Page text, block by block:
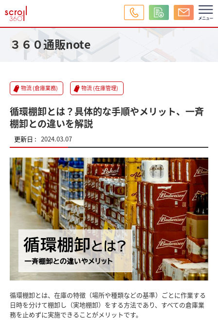
３６０通販note
物流 (倉庫業務) 物流 (在庫管理)
循環棚卸とは？具体的な手順やメリット、一斉
棚卸との違いを解説
更新日 : 2024.03.07
循環棚卸とは、在庫の特徴（場所や種類などの基準）ごとに作業する
日時を分けて棚卸し（実地棚卸）をする方法であり、すべての倉庫業
務を止めずに実施できることがメリットです。